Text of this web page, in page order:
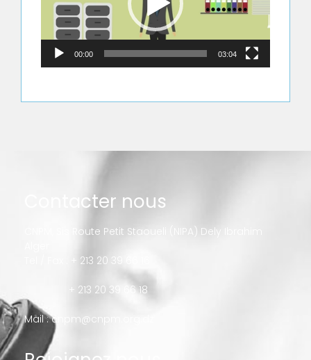
00:00 03:04
Contacter nous
CNPM, Sis Route Petit Staoueli (NIPA) Dely Ibrahim
Tel / Fax : + 213 20 39 66 16
+ 213 20 39 66 18
Mail :cnpm@cnpm.org.dz